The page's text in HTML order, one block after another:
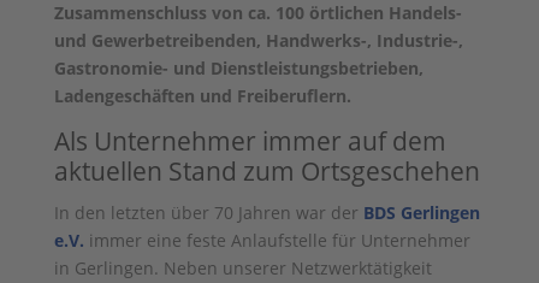
Zusammenschluss von ca. 100 örtlichen Handels-
und Gewerbetreibenden, Handwerks-, Industrie-,
Gastronomie- und Dienstleistungsbetrieben,
Ladengeschäften und Freiberuflern.
Als Unternehmer immer auf dem
aktuellen Stand zum Ortsgeschehen
In den letzten über 70 Jahren war der BDS Gerlingen
e.V. immer eine feste Anlaufstelle für Unternehmer
in Gerlingen. Neben unserer Netzwerktätigkeit